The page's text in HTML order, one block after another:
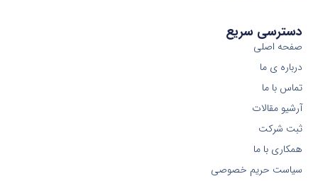
دسترسی سریع
صفحه اصلی
درباره ی ما
تماس با ما
آرشیو مقالات
ثبت شرکت
همکاری با ما
سیاست حریم خصوصی